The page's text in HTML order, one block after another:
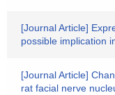
[Journal Article]
possible implication
[Journal Article]
rat facial nerve